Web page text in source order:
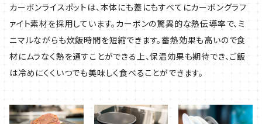
カーボンライスポットは、本体にも蓋にもすべてにカーボングラフ
ァイト素材を採用しています。カーボンの驚異的な熱伝導率で、ミ
ニマルながらも炊飯時間を短縮できます。蓄熱効果も高いので食
材にムラなく熱を通すことができる上、保温効果も期待でき、ご飯
は冷めにくくいつでも美味しく食べることができます。